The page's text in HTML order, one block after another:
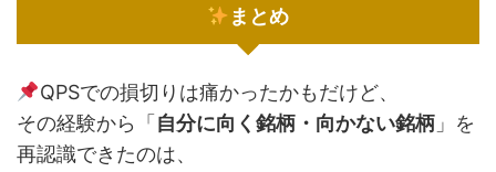
まとめ
QPSでの損切りは痛かったかもだけど、
その経験から「 自分に向く銘柄・向かない銘柄 」を
再認識できたのは、